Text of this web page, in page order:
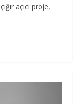
açıcı proje,